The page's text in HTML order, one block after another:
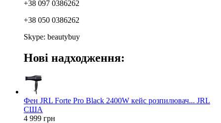
+38 097 0386262
+38 050 0386262
Skype: beautybuy
Нові надходження:
Фен JRL Forte Pro Black 2400W кейс розпилювач... JRL
США
4 999 грн